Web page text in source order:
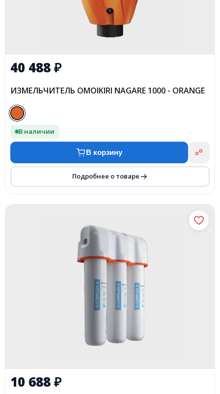
40 488₽
ИЗМЕЛЬЧИТЕЛЬ OMOIKIRI NAGARE 1000 - ORANGE
В наличии
В корзину
Подробнее о товаре
10 688₽